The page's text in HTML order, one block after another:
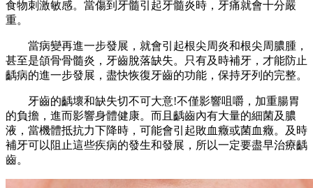
食物刺激敏感。當傷到牙髓引起牙髓炎時，牙痛就會十分嚴
重。
當病變再進一步發展，就會引起根尖周炎和根尖周膿腫，
甚至是頜骨骨髓炎，牙齒脫落缺失。只有及時補牙，才能防止
齲病的進一步發展，盡快恢復牙齒的功能，保持牙列的完整。
牙齒的齲壞和缺失切不可大意!不僅影響咀嚼，加重腸胃
的負擔，進而影響身體健康。而且齲齒內有大量的細菌及膿
液，當機體抵抗力下降時，可能會引起敗血癥或菌血癥。及時
補牙可以阻止這些疾病的發生和發展，所以一定要盡早治療齲
齒。